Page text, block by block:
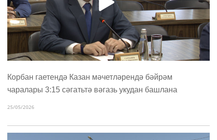
Корбан гаетендә Казан мәчетләрендә бәйрәм
чаралары 3:15 сәгатьтә вәгазь укудан башлана
25/05/2026